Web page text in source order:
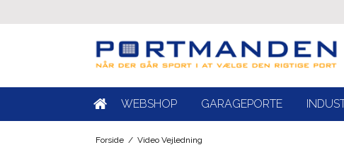
WEBSHOP GARAGEPORTE
Forside / Video Vejledning